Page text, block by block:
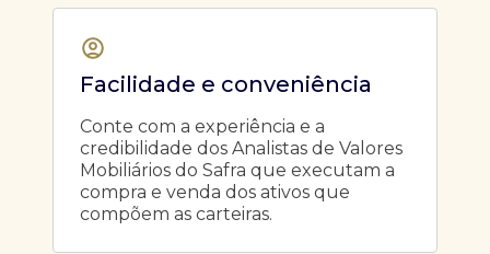
Facilidade e conveniência
Conte com a experiência e a
credibilidade dos Analistas de Valores
Mobiliários do Safra que executam a
compra e venda dos ativos que
compõem as carteiras.